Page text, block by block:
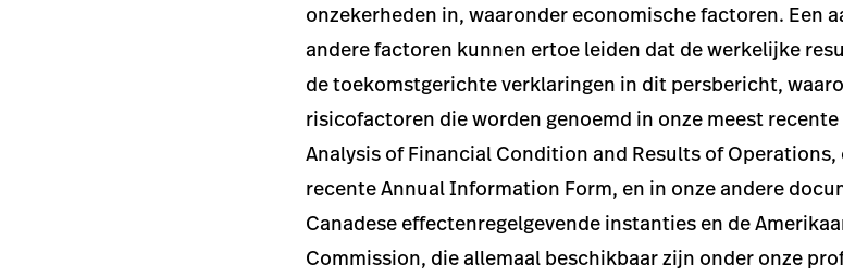
onzekerheden in, waaronder economische factoren. Een
andere factoren kunnen ertoe leiden dat de werkelijke
de toekomstgerichte verklaringen in dit persbericht,
risicofactoren die worden genoemd in onze meest recente
Analysis of Financial Condition and Results of Operations,
recente Annual Information Form, en in onze andere
Canadese effectenregelgevende instanties en de
Commission, die allemaal beschikbaar zijn onder onze